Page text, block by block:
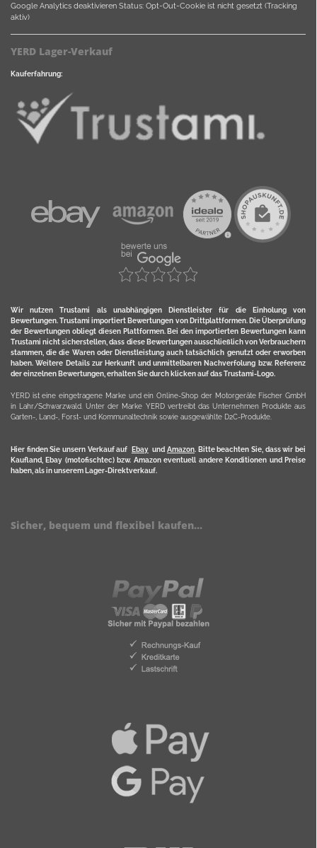
Google Analytics deaktivieren Status: Opt-Out-Cookie ist nicht gesetzt (Tracking
aktiv)
YERD Lager-Verkauf
Kauferfahrung:
Wir nutzen Trustami als unabhängigen Dienstleister für die Einholung von
Bewertungen. Trustami importiert Bewertungen von Drittplattformen. Die Überprüfung
der Bewertungen obliegt diesen Plattformen. Bei den importierten Bewertungen kann
Trustami nicht sicherstellen, dass diese Bewertungen ausschließlich von Verbrauchern
stammen, die die Waren oder Dienstleistung auch tatsächlich genutzt oder erworben
haben. Weitere Details zur Herkunft und unmittelbaren Nachverfolung bzw. Referenz
der einzelnen Bewertungen, erhalten Sie durch klicken auf das Trustami-Logo.
YERD ist eine eingetragene Marke und ein Online-Shop der Motorgeräte Fischer GmbH
in Lahr/Schwarzwald. Unter der Marke YERD vertreibt das Unternehmen Produkte aus
Garten-, Land-, Forst- und Kommunaltechnik sowie ausgewählte D2C-Produkte.
Hier finden Sie unsern Verkauf auf Ebayund Amazon. Bitte beachten Sie, dass wir bei
Kaufland, Ebay (motofischtec) bzw. Amazon eventuell andere Konditionen und Preise
haben, als in unserem Lager-Direktverkauf.
Sicher, bequem und flexibel kaufen...